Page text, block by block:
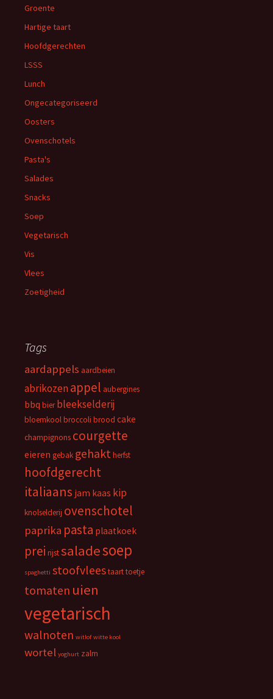
Groente
Hartige taart
Hoofdgerechten
LSSS
Lunch
Ongecategoriseerd
Oosters
Ovenschotels
Pasta's
Salades
Snacks
Soep
Vegetarisch
Vis
Vlees
Zoetigheid
Tags
aardappels aardbeien
abrikozenappel aubergines
bbq bier bleekselderij
bloemkoolbroccoli brood cake
champignons courgette
eieren gebak gehaktherfst
hoofdgerecht
italiaans jam kaas kip
knolselderij ovenschotel
paprika pasta plaatkoek
prei rijstsaladesoep
spaghetti stoofvleestaarttoetje
tomaten uien
vegetarisch
walnoten witlof witte kool
wortel yoghurt zalm